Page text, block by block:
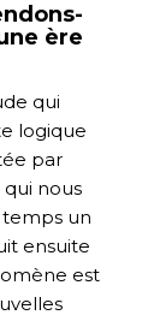
ère
qui
logique
par
nous
un
ensuite
est